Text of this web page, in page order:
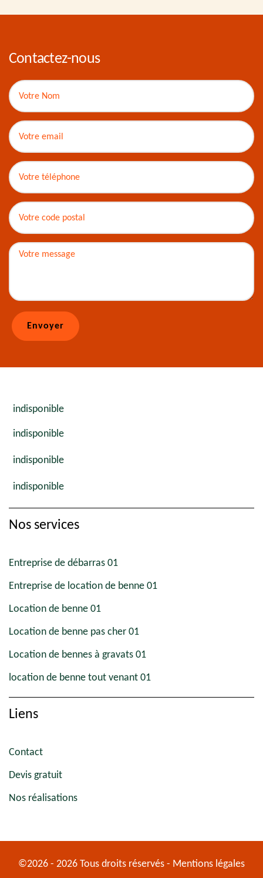
Contactez-nous
indisponible
indisponible
indisponible
indisponible
Nos services
Entreprise de débarras 01
Entreprise de location de benne 01
Location de benne 01
Location de benne pas cher 01
Location de bennes à gravats 01
location de benne tout venant 01
Liens
Contact
Devis gratuit
Nos réalisations
©2026 - 2026 Tous droits réservés - Mentions légales